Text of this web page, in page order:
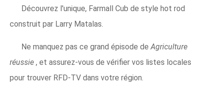
Découvrez l'unique, Farmall Cub de style hot rod
construit par Larry Matalas.
Ne manquez pas ce grand épisode deAgriculture
réussie , et assurez-vous de vérifier vos listes locales
pour trouver RFD-TV dans votre région.